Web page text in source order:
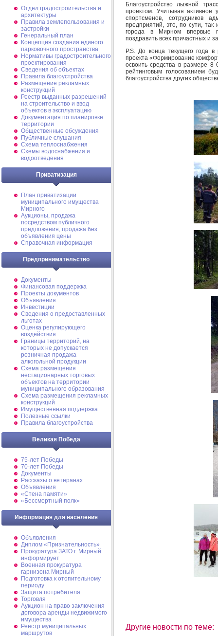
Отдел градостроительства и
архитектуры
Правила землепользования и
застройки
Генеральный план
Концепция создания единого
парковочного пространства
Нормативы градостроительного
проектирования
Сведения об объектах
Правила благоустройства
Размещение рекламных
конструкций
Реестр выданных разрешений
на строительство и ввод
объектов в эксплуатацию
Документация по планировке
территории
Общественные обсуждения
Публичные слушания
Схема теплоснабжения
Схемы водоснабжения и
водоотведения
Приватизация
План приватизации
муниципального имущества
Мирного
Аукционы, продажа
посредством публичного
предложения, продажа без
объявления цены
Справочная информация
Предпринимательство
Документы
Финансовая поддержка
Проекты документов
Объявления
Инвестиции
Сведения о предоставленных
льготах
Оценка регулирующего
воздействия
Границы территорий, на
которых не допускается
розничная продажа
алкогольной продукции
Схема размещения
нестационарных торговых
объектов на территории
муниципального образования
Схема размещения рекламных
конструкций
Имущественная поддержка
Полезные ссылки
Правила благоустройства
Великая Победа
75-лет Победы
70-лет Победы
Документы
Рассказы о ветеранах
Объявления
«Стена памяти»
«Бессмертный полк»
Информация для населения
Объявления
Диплом «Признательность»
Прокуратура ЗАТО г. Мирный
информирует
Военная прокуратура
гарнизона Мирный
Подготовка к отопительному
периоду
Защита потребителя
Торговля
Аукцион на право заключения
договора аренды недвижимого
имущества
Реестр муниципальных
маршрутов
Благоустройство лыжной
проектом. Учитывая активное
спортсменов, сотрудников
предприятий, это, по сути,
города в Мирном впервые
поздравить всех причастных и
P.S. До конца текущего года в
проекта «Формирование
освоить средства в размере
рейтинговым голосованием
благоустройства других
Другие новости по теме: